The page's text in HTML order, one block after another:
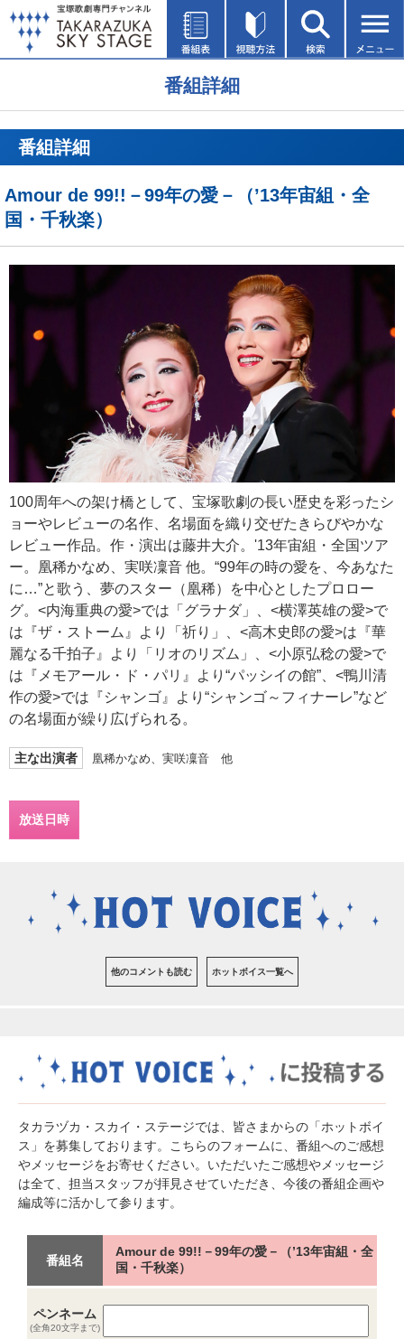
番組詳細
番組詳細
Amour de 99!!－99年の愛－（’13年宙組・全
国・千秋楽）
100周年への架け橋として、宝塚歌劇の長い歴史を彩ったシ
ョーやレビューの名作、名場面を織り交ぜたきらびやかな
レビュー作品。作・演出は藤井大介。'13年宙組・全国ツア
ー。凰稀かなめ、実咲凜音 他。“99年の時の愛を、今あなた
に…”と歌う、夢のスター（凰稀）を中心としたプロロー
グ。<内海重典の愛>では「グラナダ」、<横澤英雄の愛>で
は『ザ・ストーム』より「祈り」、<高木史郎の愛>は『華
麗なる千拍子』より「リオのリズム」、<小原弘稔の愛>で
は『メモアール・ド・パリ』より“パッシイの館”、<鴨川清
作の愛>では『シャンゴ』より“シャンゴ～フィナーレ”など
の名場面が繰り広げられる。
主な出演者 凰稀かなめ、実咲凜音 他
放送日時
他のコメントも読む ホットボイス一覧へ
タカラヅカ・スカイ・ステージでは、皆さまからの「ホットボイ
ス」を募集しております。こちらのフォームに、番組へのご感想
やメッセージをお寄せください。いただいたご感想やメッセージ
は全て、担当スタッフが拝見させていただき、今後の番組企画や
編成等に活かして参ります。
番組名
Amour de 99!!－99年の愛－（’13年宙組・全
国・千秋楽）
ペンネーム
(全角20文字まで)